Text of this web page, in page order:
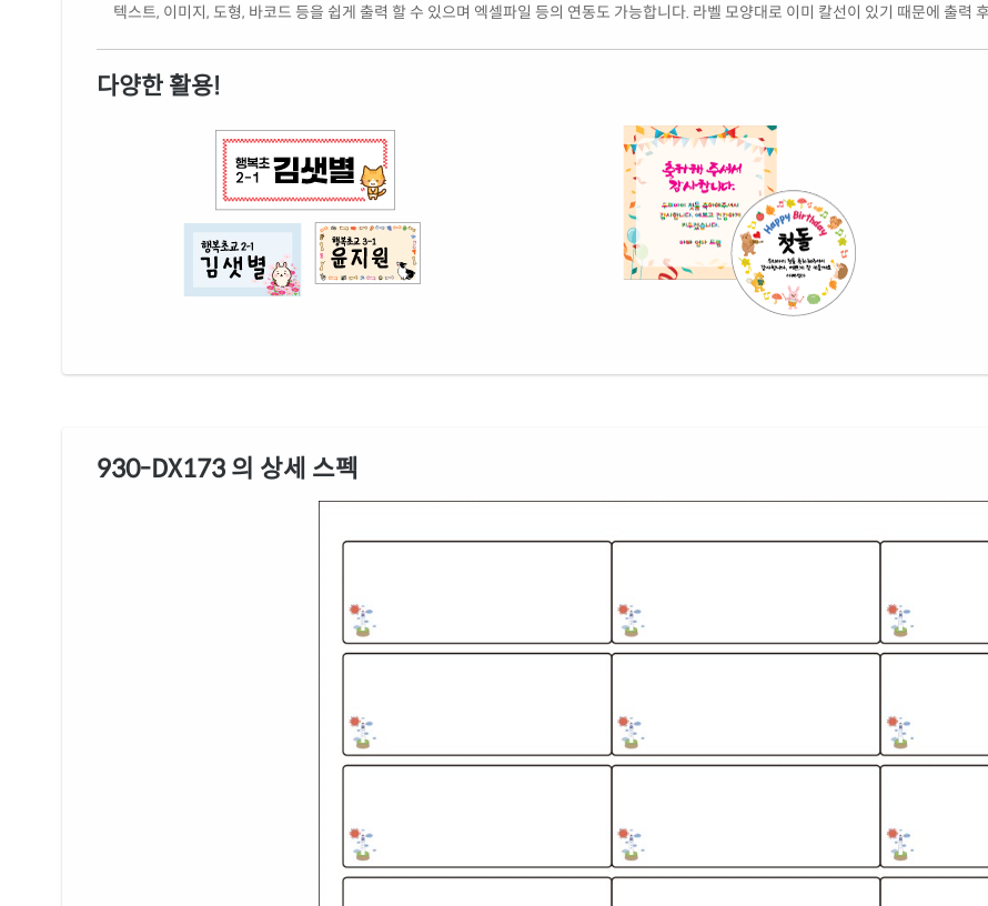
텍스트, 이미지, 도형, 바코드 등을 쉽게 출력 할 수 있으며 엑셀파일 등의 연동도 가능합니다. 라벨 모양대로 이미 칼선이 있기 때문에 출력
다양한 활용!
930-DX173 의 상세 스펙